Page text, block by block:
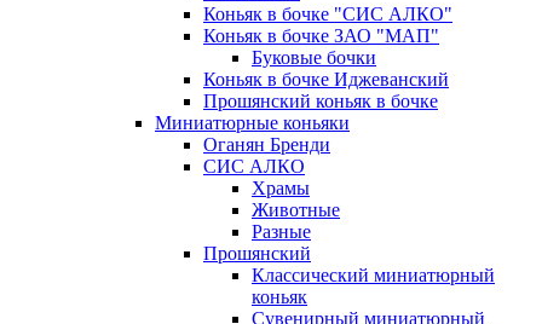
Коньяк в бочке "СИС АЛКО"
Коньяк в бочке ЗАО "МАП"
Буковые бочки
Коньяк в бочке Иджеванский
Прошянский коньяк в бочке
Миниатюрные коньяки
Оганян Бренди
СИС АЛКО
Храмы
Животные
Разные
Прошянский
Классический миниатюрный
коньяк
Сувенирный миниатюрный